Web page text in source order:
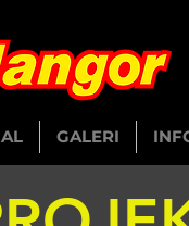
GALERI